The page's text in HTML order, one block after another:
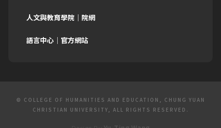
人文與教育學院｜院網
語言中心｜官方網站
© COLLEGE OF HUMANITIES AND EDUCATION, CHUNG YUAN
CHRISTIAN UNIVERSITY, ALL RIGHTS RESERVED.